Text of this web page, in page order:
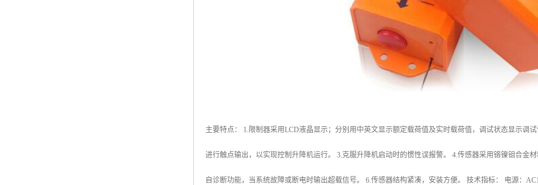
主要特点： 1.限制器采用LCD液晶显示；分别用中英文显示额定载荷值及实时载荷值，调试状态显示调
进行触点输出，以实现控制升降机运行。 3.克服升降机启动时的惯性误报警。 4.传感器采用铬镍钼合金
自诊断功能，当系统故障或断电时输出超载信号。 6.传感器结构紧凑，安装方便。 技术指标： 电源：